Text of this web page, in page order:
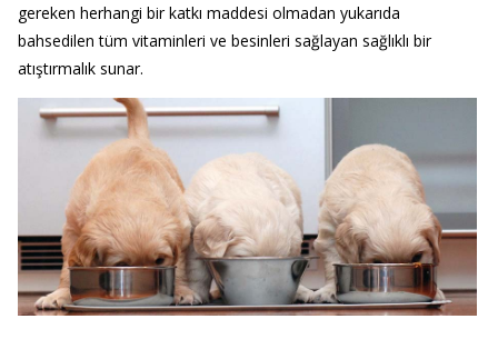
gereken herhangi bir katkı maddesi olmadan yukarıda
bahsedilen tüm vitaminleri ve besinleri sağlayan sağlıklı bir
atıştırmalık sunar.